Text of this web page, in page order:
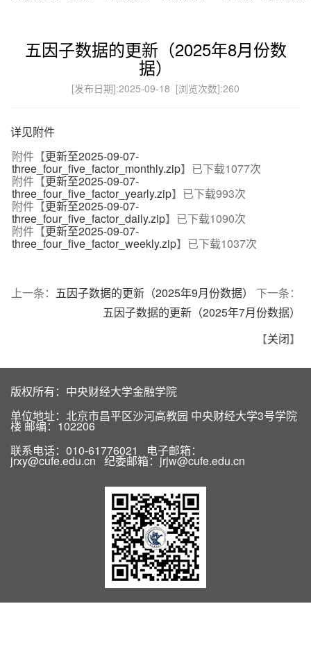
五因子数据的更新（2025年8月份数
据）
[发布日期]:2025-09-18 [浏览次数]:260
详见附件
附件【更新至2025-09-07-
three_four_five_factor_monthly.zip】已下载1077次
附件【更新至2025-09-07-
three_four_five_factor_yearly.zip】已下载993次
附件【更新至2025-09-07-
three_four_five_factor_daily.zip】已下载1090次
附件【更新至2025-09-07-
three_four_five_factor_weekly.zip】已下载1037次
上一条： 五因子数据的更新（2025年9月份数据）
下一条：
五因子数据的更新（2025年7月份数据）
【关闭】
版权所有：中央财经大学金融学院
单位地址：北京市昌平区沙河高教园 中央财经大学3号学院
楼 邮编：102206
联系电话：010-61776021 电子邮箱：
jrxy@cufe.edu.cn 纪委邮箱：jrjw@cufe.edu.cn